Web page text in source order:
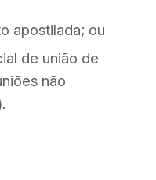
apostilada; ou
de união de
não